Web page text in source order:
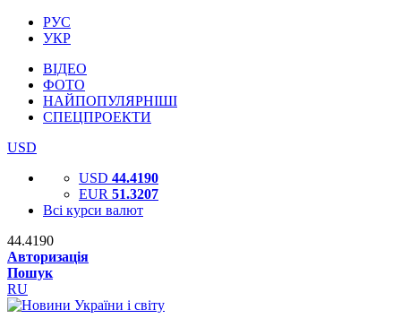
РУС
УКР
ВІДЕО
ФОТО
НАЙПОПУЛЯРНІШІ
СПЕЦПРОЕКТИ
USD
USD 44.4190
EUR 51.3207
Всі курси валют
44.4190
Авторизація
Пошук
RU